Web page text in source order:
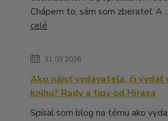
Chápem to, sám som zberateľ. A
celé
31.03.2026
Ako nájsť vydavateľa, či vydať
knihu? Rady a tipy od Hiraxa
Spísal som blog na tému ako